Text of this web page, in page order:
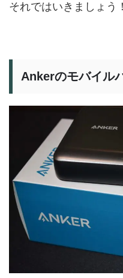
それではいきましょう！
Ankerのモバイル